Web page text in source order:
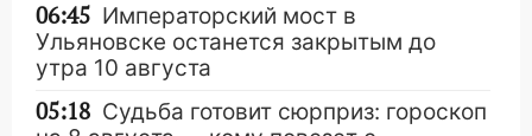
06:45 Императорский мост в
Ульяновске останется закрытым до
утра 10 августа
05:18 Судьба готовит сюрприз: гороскоп